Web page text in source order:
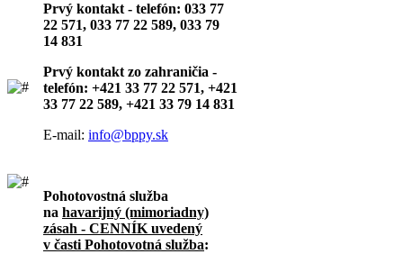
Prvý kontakt - telefón: 033 77
22 571, 033 77 22 589, 033 79
14 831
Prvý kontakt zo zahraničia -
telefón: +421 33 77 22 571, +421
33 77 22 589, +421 33 79 14 831
E-mail: info@bppy.sk
Pohotovostná služba
na havarijný (mimoriadny)
zásah - CENNÍK uvedený
v časti Pohotovotná služba: